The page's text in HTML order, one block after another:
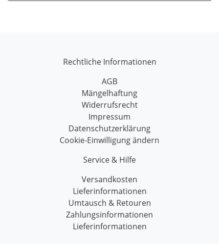
Rechtliche Informationen
AGB
Mängelhaftung
Widerrufsrecht
Impressum
Datenschutzerklärung
Cookie-Einwilligung ändern
Service & Hilfe
Versandkosten
Lieferinformationen
Umtausch & Retouren
Zahlungsinformationen
Lieferinformationen